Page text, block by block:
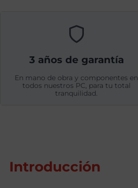
3 años de garantía
En mano de obra y componentes en
todos nuestros PC, para tu total
tranquilidad.
Introducción